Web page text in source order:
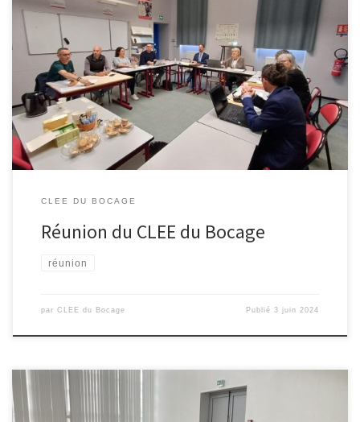
Le Greta de Bressuire recevait ce 31 mai la réunion du CLEE du
Bocage dans ses locaux. Après une présentation de l’antenne et
de l’activité du Greta par Nathalie BARON et Samuel RAT, M Adrien
OUSTELAND, copilote du CLEE a fait un bilan des actions menées
en 2023-2024 et présenté […]
CLEE DU BOCAGE
Réunion du CLEE du Bocage
réunion
par CLEE du Bocage Publié3 juin 2024